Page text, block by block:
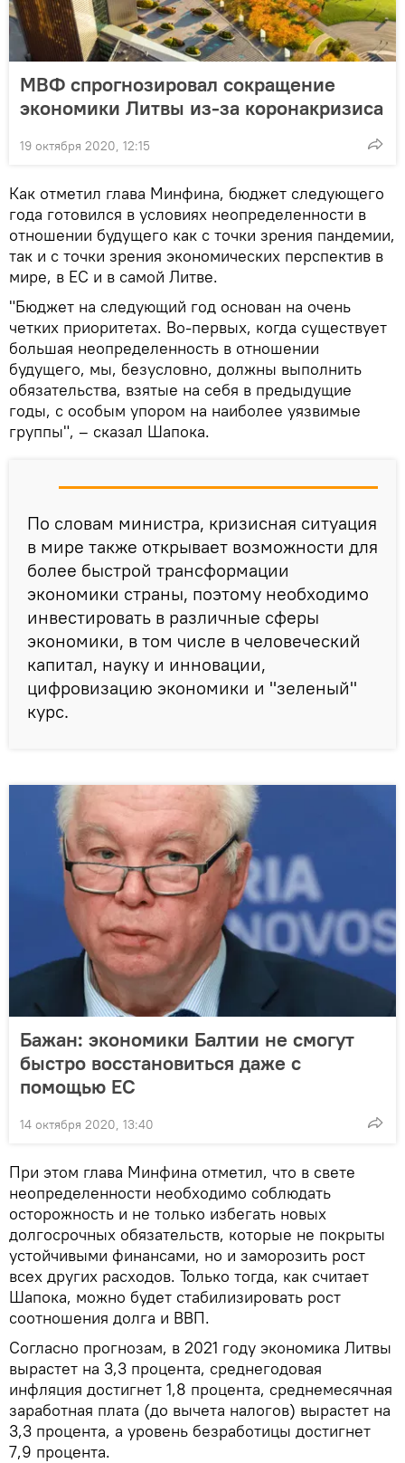
МВФ спрогнозировал сокращение
экономики Литвы из-за коронакризиса
19 октября 2020, 12:15
Как отметил глава Минфина, бюджет следующего
года готовился в условиях неопределенности в
отношении будущего как с точки зрения пандемии,
так и с точки зрения экономических перспектив в
мире, в ЕС и в самой Литве.
"Бюджет на следующий год основан на очень
четких приоритетах. Во-первых, когда существует
большая неопределенность в отношении
будущего, мы, безусловно, должны выполнить
обязательства, взятые на себя в предыдущие
годы, с особым упором на наиболее уязвимые
группы", – сказал Шапока.
По словам министра, кризисная ситуация
в мире также открывает возможности для
более быстрой трансформации
экономики страны, поэтому необходимо
инвестировать в различные сферы
экономики, в том числе в человеческий
капитал, науку и инновации,
цифровизацию экономики и "зеленый"
курс.
Бажан: экономики Балтии не смогут
быстро восстановиться даже с
помощью ЕС
14 октября 2020, 13:40
При этом глава Минфина отметил, что в свете
неопределенности необходимо соблюдать
осторожность и не только избегать новых
долгосрочных обязательств, которые не покрыты
устойчивыми финансами, но и заморозить рост
всех других расходов. Только тогда, как считает
Шапока, можно будет стабилизировать рост
соотношения долга и ВВП.
Согласно прогнозам, в 2021 году экономика Литвы
вырастет на 3,3 процента, среднегодовая
инфляция достигнет 1,8 процента, среднемесячная
заработная плата (до вычета налогов) вырастет на
3,3 процента, а уровень безработицы достигнет
7,9 процента.